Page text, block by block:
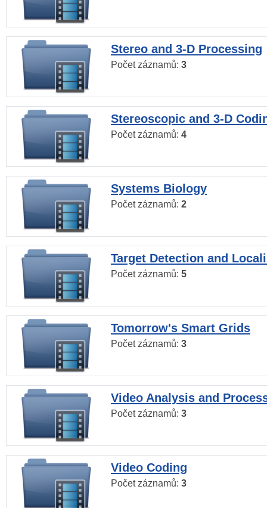
Stereo and 3-D Processing
Počet záznamů: 3
Stereoscopic and 3-D
Počet záznamů: 4
Systems Biology
Počet záznamů: 2
Target Detection and
Počet záznamů: 5
Tomorrow's Smart Grids
Počet záznamů: 3
Video Analysis and
Počet záznamů: 3
Video Coding
Počet záznamů: 3